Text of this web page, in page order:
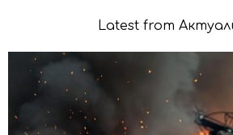
Latest from